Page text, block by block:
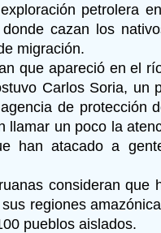
petrolera
cazan los
migración.
que apareció en el
Carlos Soria, un
de protección
llamar un poco la
han atacado a
consideran que
regiones
pueblos aislados.